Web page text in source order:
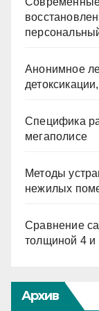
Анонимное
Специфика
мегаполисе
Методы
нежилых
Сравнение
толщиной 4 и
Архив